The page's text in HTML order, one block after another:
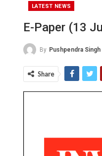
LATEST NEWS
E-Paper (13
By Pushpendra Singh
Share